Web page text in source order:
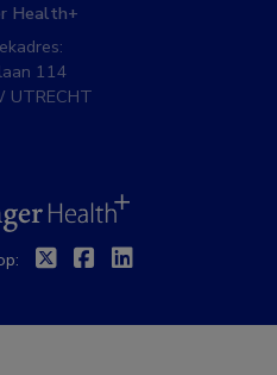
Health+
114
UTRECHT
BSL
TwitterFacebook
Linkedin